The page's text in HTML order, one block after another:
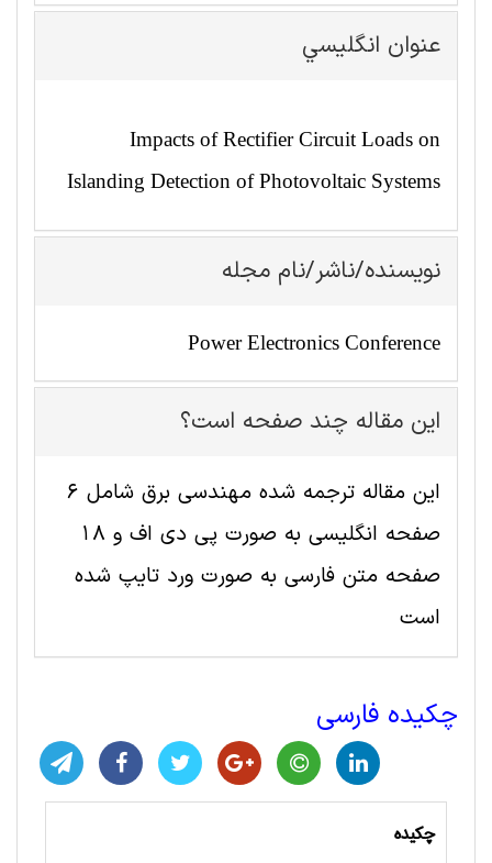
عنوان انگليسي
Impacts of Rectifier Circuit Loads on
Islanding Detection of Photovoltaic Systems
نویسنده/ناشر/نام مجله
Power Electronics Conference
این مقاله چند صفحه است؟
این مقاله ترجمه شده مهندسی برق شامل 6
صفحه انگلیسی به صورت پی دی اف و 18
صفحه متن فارسی به صورت ورد تایپ شده
است
چکیده فارسی
چکیده